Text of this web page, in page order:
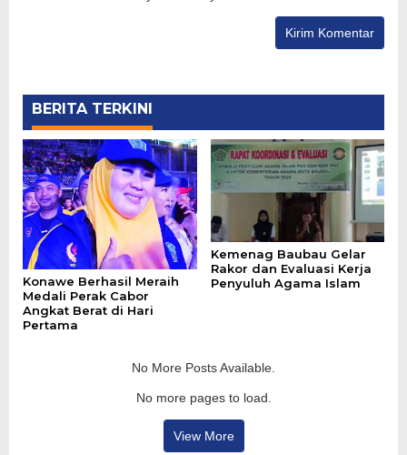
BERITA TERKINI
Konawe Berhasil Meraih
Medali Perak Cabor
Angkat Berat di Hari
Pertama
Kemenag Baubau Gelar
Rakor dan Evaluasi Kerja
Penyuluh Agama Islam
No More Posts Available.
No more pages to load.
View More